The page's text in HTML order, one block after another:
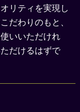
リティを実現し
だわりのもと、
いいただけれ
だけるはずで